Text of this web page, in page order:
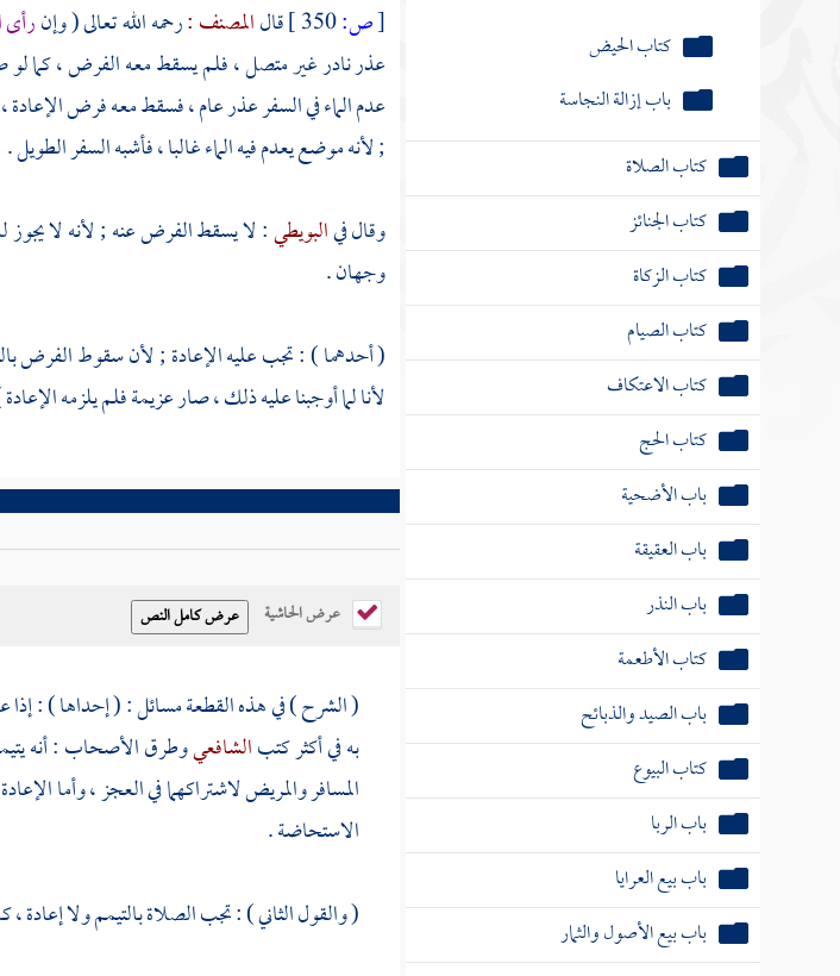
كتاب الحيض
باب إزالة النجاسة
كتاب الصلاة
كتاب الجنائز
كتاب الزكاة
كتاب الصيام
كتاب الاعتكاف
كتاب الحج
باب الأضحية
باب العقيقة
باب النذر
كتاب الأطعمة
باب الصيد والذبائح
كتاب البيوع
باب الربا
باب بيع العرايا
باب بيع الأصول والثمار
[ص: قالالمصنف :رحمه الله تعالى ( وإنرأى
عذر نادر غير متصل ، فلم يسقط معه الفرض ، كما لو
عدم الماء في السفر عذر عام ، فسقط معه فرض الإعادة
; لأنه موضع يعدم فيه الماء غالبا ، فأشبه السفر الطويل .
وقال فيالبويطي: لا يسقط الفرض عنه ; لأنه لا يجوز
وجهان .
( أحدهما ) : تجب عليه الإعادة ; لأن سقوط الفرض
لأنا لما أوجبنا عليه ذلك ، صار عزيمة فلم يلزمه
عرض الحاشية
( الشرح ) في هذه القطعة مسائل : ( إحداها ) : إذا
به في أكثر كتبالشافعيوطرق الأصحاب : أنه
المسافر والمريض لاشتراكهما في العجز ، وأما
الاستحاضة .
( والقول الثاني ) : تجب الصلاة بالتيمم ولا إعادة